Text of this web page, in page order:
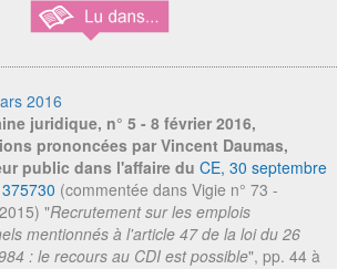
2016
juridique, n° 5 - 8 février 2016,
prononcées par Vincent Daumas,
public dans l'affaire du CE, 30 septembre
(commentée dans Vigie n° 73 -
"Recrutement sur les emplois
mentionnés à l'article 47 de la loi du 26
: le recours au CDI est possible", pp. 44 à